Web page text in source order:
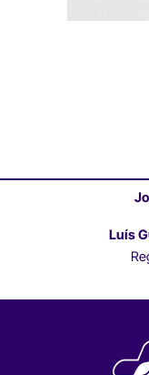
Luís